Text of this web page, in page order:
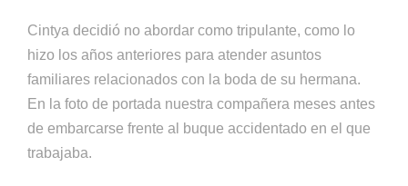
Cintya decidió no abordar como tripulante, como lo
hizo los años anteriores para atender asuntos
familiares relacionados con la boda de su hermana.
En la foto de portada nuestra compañera meses antes
de embarcarse frente al buque accidentado en el que
trabajaba.